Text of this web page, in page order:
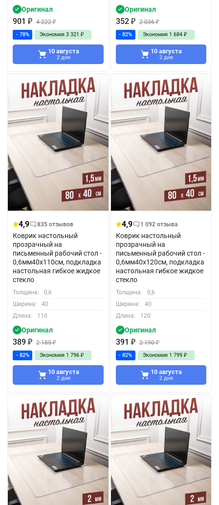
Оригинал
901 ₽ 4 222₽
- 78% Экономия 3 321 ₽
10 августа
2 дня
Оригинал
352 ₽ 2 036₽
- 82% Экономия 1 684 ₽
10 августа
2 дня
4,9 835 отзывов
Коврик настольный
прозрачный на
письменный рабочий стол -
0,6мм40x110см, подкладка
настольная гибкое жидкое
стекло
Толщина:
0,6
Ширина:
40
Длина:
110
Оригинал
389 ₽ 2 185₽
- 82% Экономия 1 796 ₽
10 августа
2 дня
4,9 1 092 отзыва
Коврик настольный
прозрачный на
письменный рабочий стол -
0,6мм40x120см, подкладка
настольная гибкое жидкое
стекло
Толщина:
0,6
Ширина:
40
Длина:
120
Оригинал
391 ₽ 2 190₽
- 82% Экономия 1 799 ₽
10 августа
2 дня